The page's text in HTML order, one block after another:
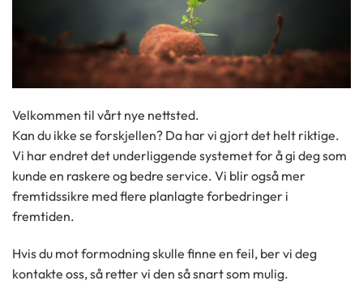
Velkommen til vårt nye nettsted.
Kan du ikke se forskjellen? Da har vi gjort det helt riktige.
Vi har endret det underliggende systemet for å gi deg som
kunde en raskere og bedre service. Vi blir også mer
fremtidssikre med flere planlagte forbedringer i
fremtiden.
Hvis du mot formodning skulle finne en feil, ber vi deg
kontakte oss, så retter vi den så snart som mulig.